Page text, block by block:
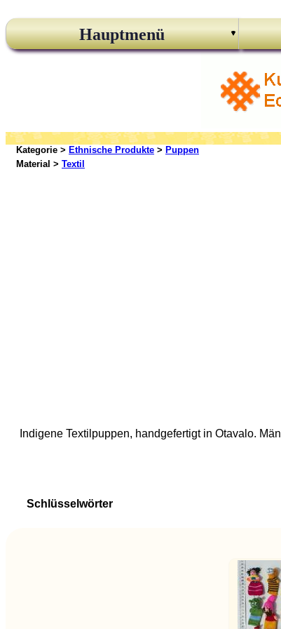
Hauptmenü
Kategorie > Ethnische Produkte > Puppen
Material > Textil
Indigene Textilpuppen, handgefertigt in Otavalo.
Schlüsselwörter